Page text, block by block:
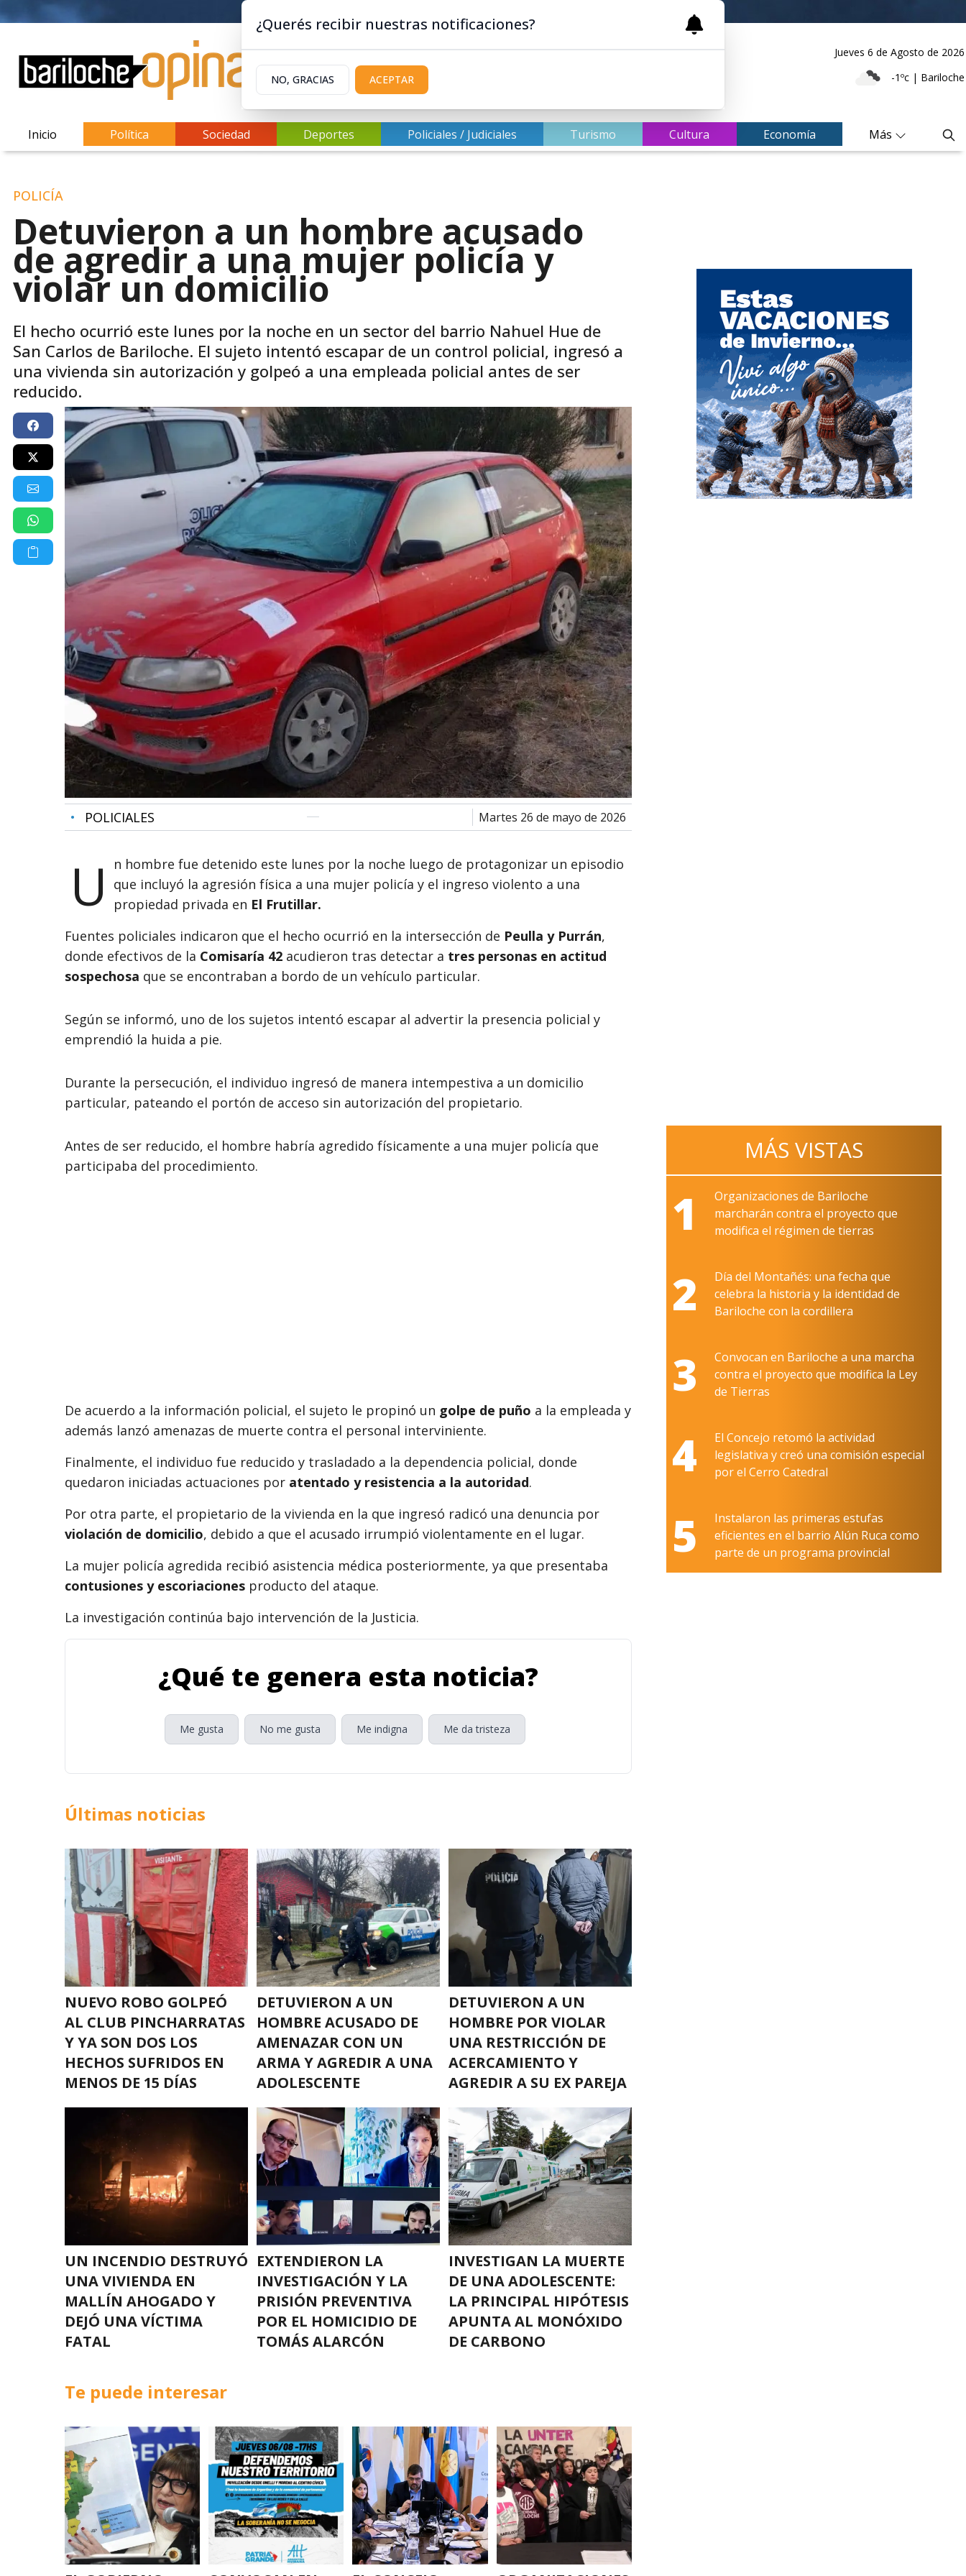
Jueves 6 de Agosto de 2026
-1ºc | Bariloche
Inicio Política Sociedad Deportes Policiales / Judiciales Turismo Cultura Economía Más
POLICÍA
Detuvieron a un hombre acusado
de agredir a una mujer policía y
violar un domicilio
El hecho ocurrió este lunes por la noche en un sector del barrio Nahuel Hue de
San Carlos de Bariloche. El sujeto intentó escapar de un control policial, ingresó a
una vivienda sin autorización y golpeó a una empleada policial antes de ser
reducido.
• POLICIALES martes 26 de mayo de 2026
U
n hombre fue detenido este lunes por la noche luego de protagonizar un episodio
que incluyó la agresión física a una mujer policía y el ingreso violento a una
propiedad privada en El Frutillar.
Fuentes policiales indicaron que el hecho ocurrió en la intersección de Peulla y Purrán,
donde efectivos de la Comisaría 42acudieron tras detectar a tres personas en actitud
sospechosa que se encontraban a bordo de un vehículo particular.
Según se informó, uno de los sujetos intentó escapar al advertir la presencia policial y
emprendió la huida a pie.
Durante la persecución, el individuo ingresó de manera intempestiva a un domicilio
particular, pateando el portón de acceso sin autorización del propietario.
Antes de ser reducido, el hombre habría agredido físicamente a una mujer policía que
participaba del procedimiento.
De acuerdo a la información policial, el sujeto le propinó un golpe de puño a la empleada y
además lanzó amenazas de muerte contra el personal interviniente.
Finalmente, el individuo fue reducido y trasladado a la dependencia policial, donde
quedaron iniciadas actuaciones por atentado y resistencia a la autoridad.
Por otra parte, el propietario de la vivienda en la que ingresó radicó una denuncia por
violación de domicilio, debido a que el acusado irrumpió violentamente en el lugar.
La mujer policía agredida recibió asistencia médica posteriormente, ya que presentaba
contusiones y escoriacionesproducto del ataque.
La investigación continúa bajo intervención de la Justicia.
¿Qué te genera esta noticia?
Me gusta No me gusta Me indigna Me da tristeza
Últimas noticias
NUEVO ROBO GOLPEÓ
AL CLUB PINCHARRATAS
Y YA SON DOS LOS
HECHOS SUFRIDOS EN
MENOS DE 15 DÍAS
DETUVIERON A UN
HOMBRE ACUSADO DE
AMENAZAR CON UN
ARMA Y AGREDIR A UNA
ADOLESCENTE
DETUVIERON A UN
HOMBRE POR VIOLAR
UNA RESTRICCIÓN DE
ACERCAMIENTO Y
AGREDIR A SU EX PAREJA
UN INCENDIO DESTRUYÓ
UNA VIVIENDA EN
MALLÍN AHOGADO Y
DEJÓ UNA VÍCTIMA
FATAL
EXTENDIERON LA
INVESTIGACIÓN Y LA
PRISIÓN PREVENTIVA
POR EL HOMICIDIO DE
TOMÁS ALARCÓN
INVESTIGAN LA MUERTE
DE UNA ADOLESCENTE:
LA PRINCIPAL HIPÓTESIS
APUNTA AL MONÓXIDO
DE CARBONO
Te puede interesar
MÁS VISTAS
1
Organizaciones de Bariloche
marcharán contra el proyecto que
modifica el régimen de tierras
2
Día del Montañés: una fecha que
celebra la historia y la identidad de
Bariloche con la cordillera
3
Convocan en Bariloche a una marcha
contra el proyecto que modifica la Ley
de Tierras
4
El Concejo retomó la actividad
legislativa y creó una comisión especial
por el Cerro Catedral
5
Instalaron las primeras estufas
eficientes en el barrio Alún Ruca como
parte de un programa provincial
¿Querés recibir nuestras notificaciones?
NO, GRACIAS ACEPTAR